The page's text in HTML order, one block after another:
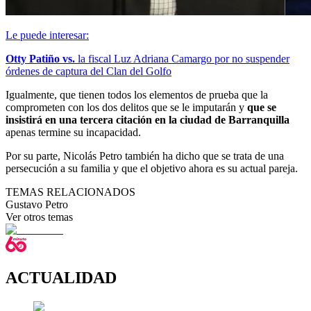
Le puede interesar:
Otty Patiño vs. la fiscal Luz Adriana Camargo por no suspender
órdenes de captura del Clan del Golfo
Igualmente, que tienen todos los elementos de prueba que la
comprometen con los dos delitos que se le imputarán y que se
insistirá en una tercera citación en la ciudad de Barranquilla
apenas termine su incapacidad.
Por su parte, Nicolás Petro también ha dicho que se trata de una
persecución a su familia y que el objetivo ahora es su actual pareja.
TEMAS RELACIONADOS
Gustavo Petro
Ver otros temas
ACTUALIDAD